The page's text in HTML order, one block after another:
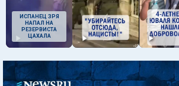
ИСПАНЕЦ ЗРЯ
НАПАЛ НА
РЕЗЕРВИСТА
ЦАХАЛА